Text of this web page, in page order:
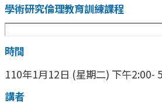
學術研究倫理教育訓練課程
時間
110年1月12日 (星期二) 下午2:00-
講者